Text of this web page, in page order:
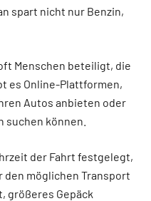
spart nicht nur Benzin,
Menschen beteiligt, die
es Online-Plattformen,
Autos anbieten oder
suchen können.
der Fahrt festgelegt,
möglichen Transport
größeres Gepäck